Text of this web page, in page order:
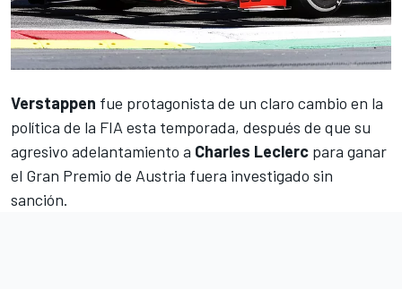
Verstappen fue protagonista de un claro cambio en la
política de la FIA esta temporada, después de que su
agresivo adelantamiento a Charles Leclerc para ganar
el Gran Premio de Austria fuera investigado sin
sanción.